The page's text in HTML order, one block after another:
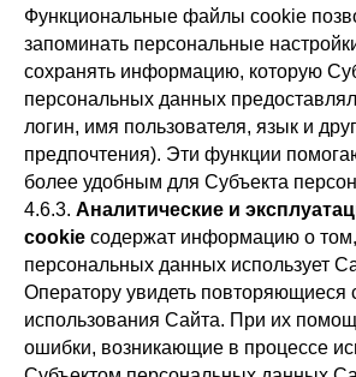
Функциональные файлы cookie
запоминать персональные
сохранять информацию, которую
персональных данных
логин, имя пользователя, язык и
предпочтения). Эти функции
более удобным для Субъекта
4.6.3. Аналитические и
cookie содержат информацию о том,
персональных данных использует
Оператору увидеть повторяющиеся
использования Сайта. При их
ошибки, возникающие в процессе